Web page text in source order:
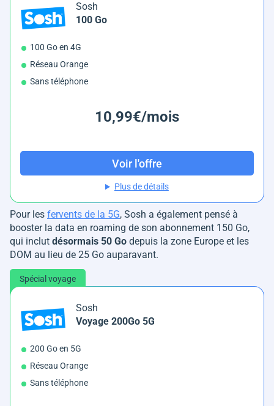
Sosh
100 Go
100 Go en 4G
Réseau Orange
Sans téléphone
10,99€/mois
Voir l'offre
Plus de détails
Pour les fervents de la 5G, Sosh a également pensé à
booster la data en roaming de son abonnement 150 Go,
qui inclut désormais 50 Go depuis la zone Europe et les
DOM au lieu de 25 Go auparavant.
Spécial voyage
Sosh
Voyage 200Go 5G
200 Go en 5G
Réseau Orange
Sans téléphone